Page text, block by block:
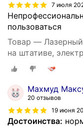
7 июля
пользоваться
Товар —
на штативе,
линий
Махмуд
20 отзывов
19 июня
Достоинства: